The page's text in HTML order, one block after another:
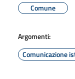
Comune
Argomenti:
Comunicazione